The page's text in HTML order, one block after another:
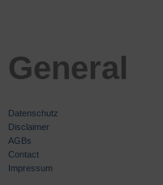
General
Datenschutz
Disclaimer
AGBs
Contact
Impressum